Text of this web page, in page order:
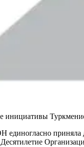
единогласно